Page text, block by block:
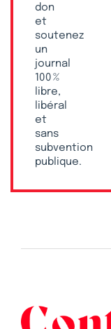
don
et
soutenez
un
journal
100 %
libre,
libéral
et
sans
subvention
publique.